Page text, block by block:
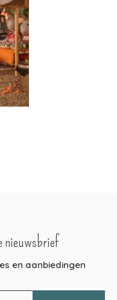
nieuwsbrief
en aanbiedingen